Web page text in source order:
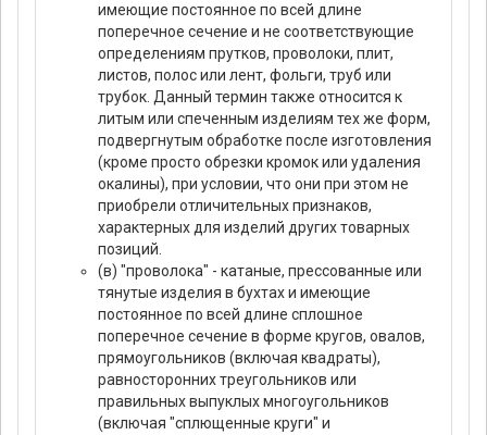
имеющие постоянное по всей длине
поперечное сечение и не соответствующие
определениям прутков, проволоки, плит,
листов, полос или лент, фольги, труб или
трубок. Данный термин также относится к
литым или спеченным изделиям тех же форм,
подвергнутым обработке после изготовления
(кроме просто обрезки кромок или удаления
окалины), при условии, что они при этом не
приобрели отличительных признаков,
характерных для изделий других товарных
позиций.
(в) "проволока" - катаные, прессованные или
тянутые изделия в бухтах и имеющие
постоянное по всей длине сплошное
поперечное сечение в форме кругов, овалов,
прямоугольников (включая квадраты),
равносторонних треугольников или
правильных выпуклых многоугольников
(включая "сплющенные круги" и